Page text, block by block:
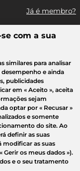
Já é membro?
venda...
Criança Beleza
com a sua
similares para analisar
e ainda
publicidades
em « Aceito », aceita
sejam
optar por « Recusar »
e somente
do site. Ao
definir as suas
modificar as suas
os meus dados »).
e o seu tratamento